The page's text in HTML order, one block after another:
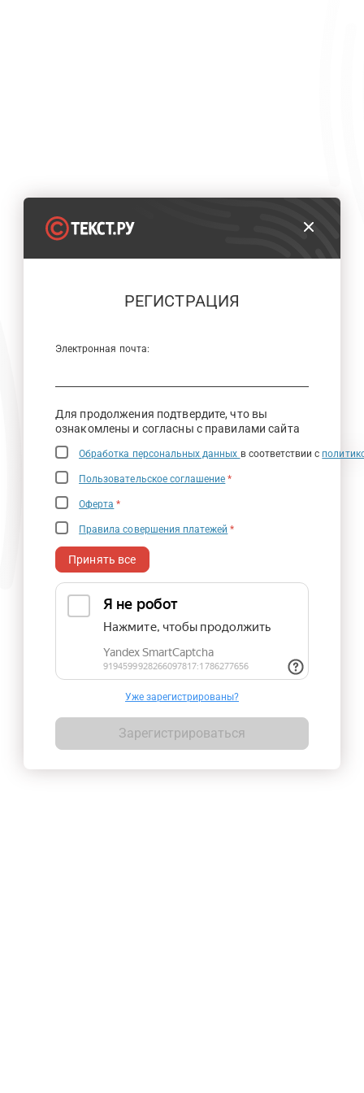
РЕГИСТРАЦИЯ
Электронная почта:
Для продолжения подтвердите, что вы
ознакомлены и согласны с правилами сайта
Обработка персональных данных в соответствии с
Пользовательское соглашение *
Оферта *
Правила совершения платежей *
Принять все
Уже зарегистрированы?
Зарегистрироваться